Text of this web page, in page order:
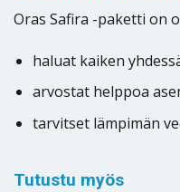
Oras Safira -paketti on
haluat kaiken
arvostat helppoa
tarvitset lämpimän
Tutustu myös